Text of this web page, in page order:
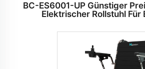
BC-ES6001-UP Günstiger
Elektrischer Rollstuhl Für